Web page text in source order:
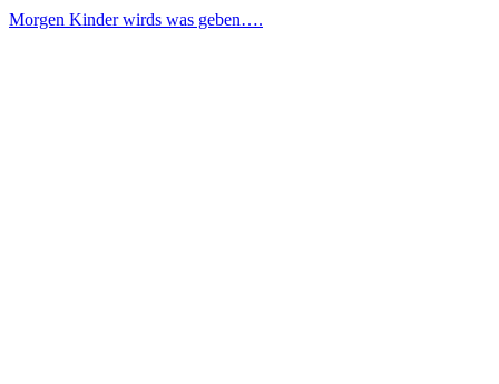
Morgen Kinder wirds was geben….